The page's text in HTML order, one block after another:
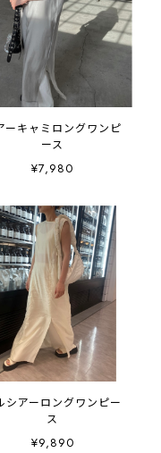
ーキャミロングワンピ
ース
¥7,980
シアーロングワンピー
ス
¥9,890